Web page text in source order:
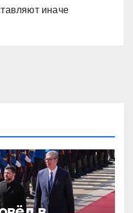
иначе